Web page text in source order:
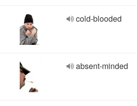
cold-blooded
absent-minded